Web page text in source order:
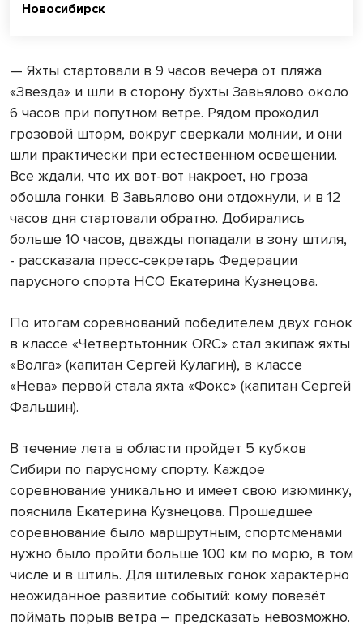
Новосибирск
— Яхты стартовали в 9 часов вечера от пляжа
«Звезда» и шли в сторону бухты Завьялово около
6 часов при попутном ветре. Рядом проходил
грозовой шторм, вокруг сверкали молнии, и они
шли практически при естественном освещении.
Все ждали, что их вот-вот накроет, но гроза
обошла гонки. В Завьялово они отдохнули, и в 12
часов дня стартовали обратно. Добирались
больше 10 часов, дважды попадали в зону штиля,
- рассказала пресс-секретарь Федерации
парусного спорта НСО Екатерина Кузнецова.
По итогам соревнований победителем двух гонок
в классе «Четвертьтонник ORC» стал экипаж яхты
«Волга» (капитан Сергей Кулагин), в классе
«Нева» первой стала яхта «Фокс» (капитан Сергей
Фальшин).
В течение лета в области пройдет 5 кубков
Сибири по парусному спорту. Каждое
соревнование уникально и имеет свою изюминку,
пояснила Екатерина Кузнецова. Прошедшее
соревнование было маршрутным, спортсменами
нужно было пройти больше 100 км по морю, в том
числе и в штиль. Для штилевых гонок характерно
неожиданное развитие событий: кому повезёт
поймать порыв ветра – предсказать невозможно.